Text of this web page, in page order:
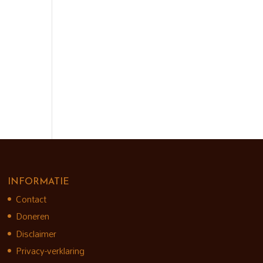
INFORMATIE
Contact
Doneren
Disclaimer
Privacy-verklaring